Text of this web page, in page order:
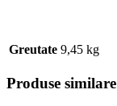
Greutate 9,45 kg
Produse similare